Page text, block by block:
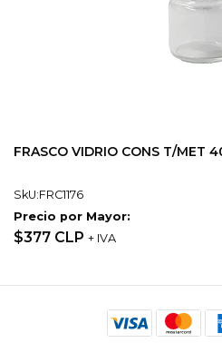
FRASCO VIDRIO CONS T/MET
SkU:FRC1176
Precio por Mayor:
$377 CLP + IVA